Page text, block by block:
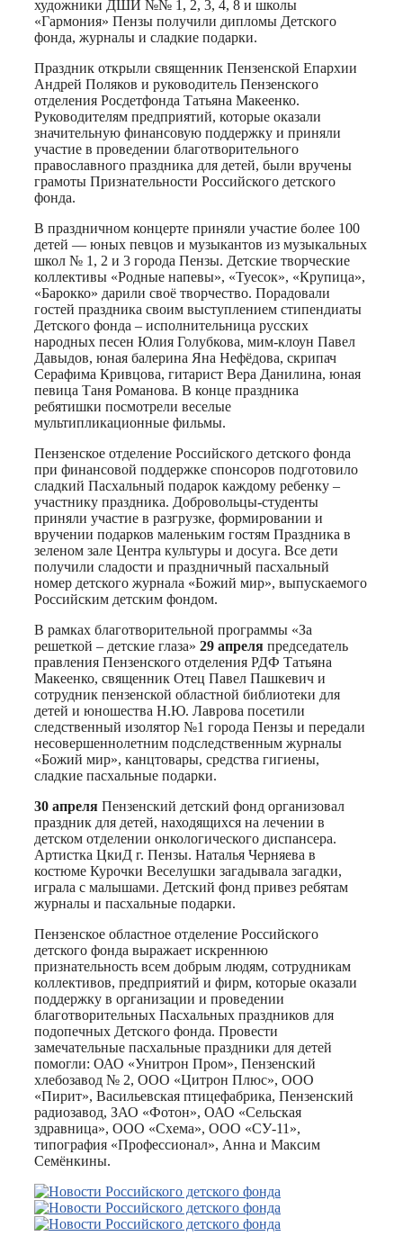
художники ДШИ №№ 1, 2, 3, 4, 8 и школы
«Гармония» Пензы получили дипломы Детского
фонда, журналы и сладкие подарки.
Праздник открыли священник Пензенской Епархии
Андрей Поляков и руководитель Пензенского
отделения Росдетфонда Татьяна Макеенко.
Руководителям предприятий, которые оказали
значительную финансовую поддержку и приняли
участие в проведении благотворительного
православного праздника для детей, были вручены
грамоты Признательности Российского детского
фонда.
В праздничном концерте приняли участие более 100
детей — юных певцов и музыкантов из музыкальных
школ № 1, 2 и 3 города Пензы. Детские творческие
коллективы «Родные напевы», «Туесок», «Крупица»,
«Барокко» дарили своё творчество. Порадовали
гостей праздника своим выступлением стипендиаты
Детского фонда – исполнительница русских
народных песен Юлия Голубкова, мим-клоун Павел
Давыдов, юная балерина Яна Нефёдова, скрипач
Серафима Кривцова, гитарист Вера Данилина, юная
певица Таня Романова. В конце праздника
ребятишки посмотрели веселые
мультипликационные фильмы.
Пензенское отделение Российского детского фонда
при финансовой поддержке спонсоров подготовило
сладкий Пасхальный подарок каждому ребенку –
участнику праздника. Добровольцы-студенты
приняли участие в разгрузке, формировании и
вручении подарков маленьким гостям Праздника в
зеленом зале Центра культуры и досуга. Все дети
получили сладости и праздничный пасхальный
номер детского журнала «Божий мир», выпускаемого
Российским детским фондом.
В рамках благотворительной программы «За
решеткой – детские глаза» 29 апреля председатель
правления Пензенского отделения РДФ Татьяна
Макеенко, священник Отец Павел Пашкевич и
сотрудник пензенской областной библиотеки для
детей и юношества Н.Ю. Лаврова посетили
следственный изолятор №1 города Пензы и передали
несовершеннолетним подследственным журналы
«Божий мир», канцтовары, средства гигиены,
сладкие пасхальные подарки.
30 апреля Пензенский детский фонд организовал
праздник для детей, находящихся на лечении в
детском отделении онкологического диспансера.
Артистка ЦкиД г. Пензы. Наталья Черняева в
костюме Курочки Веселушки загадывала загадки,
играла с малышами. Детский фонд привез ребятам
журналы и пасхальные подарки.
Пензенское областное отделение Российского
детского фонда выражает искреннюю
признательность всем добрым людям, сотрудникам
коллективов, предприятий и фирм, которые оказали
поддержку в организации и проведении
благотворительных Пасхальных праздников для
подопечных Детского фонда. Провести
замечательные пасхальные праздники для детей
помогли: ОАО «Унитрон Пром», Пензенский
хлебозавод № 2, ООО «Цитрон Плюс», ООО
«Пирит», Васильевская птицефабрика, Пензенский
радиозавод, ЗАО «Фотон», ОАО «Сельская
здравница», ООО «Схема», ООО «СУ-11»,
типография «Профессионал», Анна и Максим
Семёнкины.